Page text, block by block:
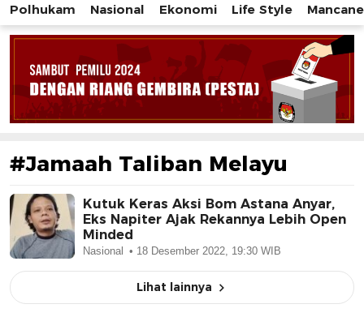
Tribun Rakyat
Tulus – Terdepan – Diharapkan
Polhukam Nasional Ekonomi Life Style
#Jamaah Taliban Melayu
Kutuk Keras Aksi Bom Astana Anyar,
Eks Napiter Ajak Rekannya Lebih Open
Minded
Nasional 18 Desember 2022, 19:30 WIB
Lihat lainnya